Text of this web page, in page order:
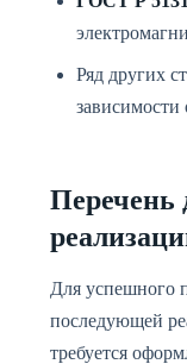
Ряд других
Перечень
Для успешного
последующей
требуется